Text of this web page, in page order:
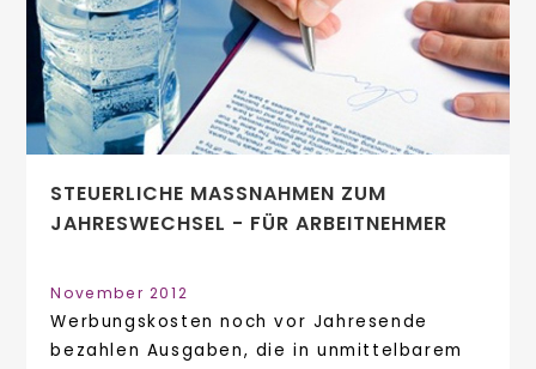
STEUERLICHE MASSNAHMEN ZUM J
AHRESWECHSEL - FÜR ARBEITNEHMER
November 2012
Werbungskosten noch vor Jahresende
bezahlen Ausgaben, die in unmittelbarem